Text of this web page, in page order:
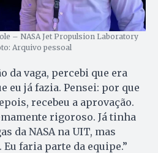
– NASA Jet Propulsion Laboratory
Arquivo pessoal
da vaga, percebi que era
eu já fazia. Pensei: por que
recebeu a aprovação.
rigoroso. Já tinha
da NASA na UIT, mas
faria parte da equipe.”